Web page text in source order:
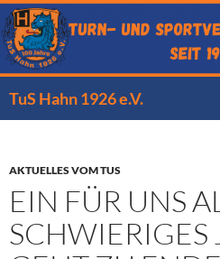
Zum
Inhalt
springen
TuS Hahn 1926 e.V.
AKTUELLES VOM TUS
EIN FÜR UNS
SCHWIERIGES